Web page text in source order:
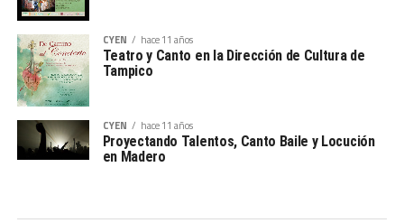
CYEN hace 11 años
Teatro y Canto en la Dirección de Cultura de
CYEN hace 11 años
Proyectando Talentos, Canto Baile y Locución
en Madero